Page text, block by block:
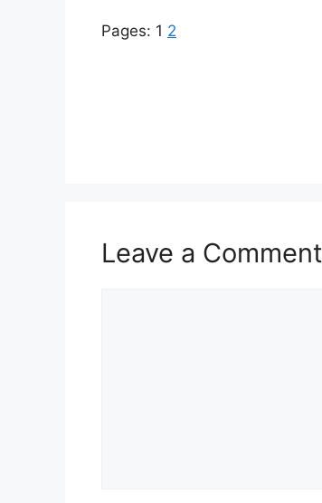
Pages: 1 2
Leave a Comment